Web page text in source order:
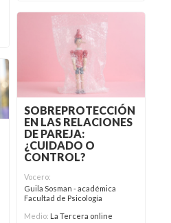
SOBREPROTECCIÓN
EN LAS RELACIONES
DE PAREJA:
¿CUIDADO O
CONTROL?
Vocero:
Guila Sosman - académica
Facultad de Psicología
Medio: La Tercera online